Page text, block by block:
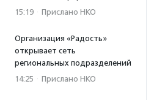
15:19 · Прислано НКО
Организация «Радость»
открывает сеть
региональных подразделений
14:25 · Прислано НКО